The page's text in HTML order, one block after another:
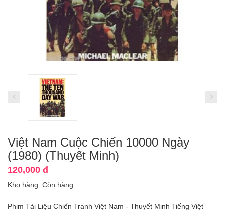
Việt Nam Cuộc Chiến 10000 Ngày
(1980) (Thuyết Minh)
120,000 đ
Kho hàng: Còn hàng
Phim Tài Liệu Chiến Tranh Việt Nam - Thuyết Minh Tiếng Việt